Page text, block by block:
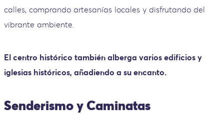
calles, comprando artesanías locales y disfrutando del
vibrante ambiente.
El centro histórico también alberga varios edificios y
iglesias históricos, añadiendo a su encanto.
Senderismo y Caminatas